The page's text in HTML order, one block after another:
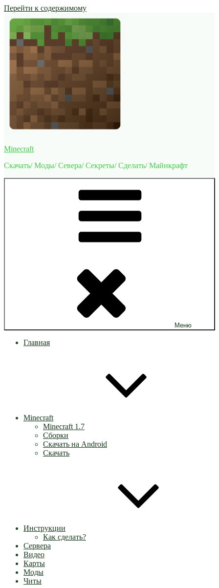
Перейти к содержимому
Minecraft
Скачать/ Моды/ Севера/ Секреты/ Сделать/ Майнкрафт
Меню
Главная
Minecraft
Minecraft 1.7
Сборки
Скачать на Android
Скачать
Инструкции
Как сделать?
Сервера
Видео
Карты
Моды
Читы